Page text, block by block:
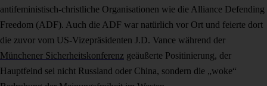
antifeministisch-christliche Organisationen wie die Alliance Defending
Freedom (ADF). Auch die ADF war natürlich vor Ort und feierte dort
die zuvor vom US-Vizepräsidenten J.D. Vance während der
Münchener Sicherheitskonferenz geäußerte Positinierung, der
Hauptfeind sei nicht Russland oder China, sondern die „woke“